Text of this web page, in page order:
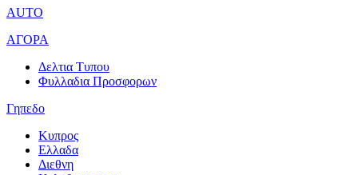
AUTO
ΑΓΟΡΑ
Δελτια Τυπου
Φυλλαδια Προσφορων
Γηπεδο
Κυπρος
Ελλαδα
Διεθνη